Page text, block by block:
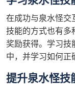
在成功与泉水怪交
技能的方式也有多
奖励获得。学习
中，并学习如何正
提升泉水怪技